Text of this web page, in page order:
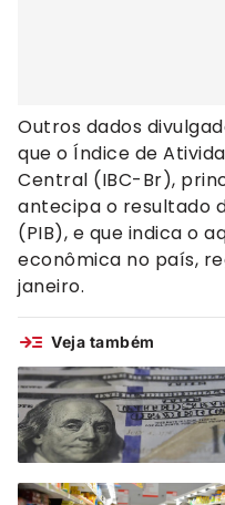
Outros dados
que o Índice de
Central (IBC-Br),
antecipa o resultado
(PIB), e que indica o
econômica no país,
janeiro.
Veja também